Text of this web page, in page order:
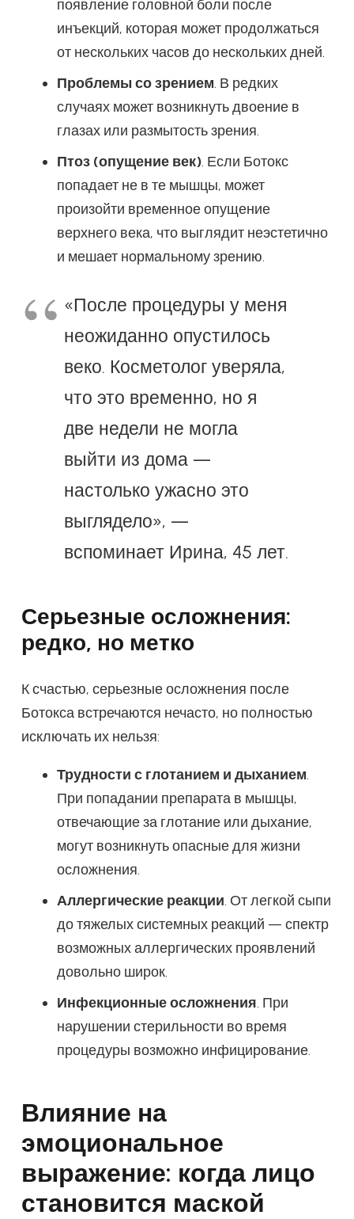
появление головной боли после
инъекций, которая может продолжаться
от нескольких часов до нескольких дней.
Проблемы со зрением. В редких
случаях может возникнуть двоение в
глазах или размытость зрения.
Птоз (опущение век). Если Ботокс
попадает не в те мышцы, может
произойти временное опущение
верхнего века, что выглядит неэстетично
и мешает нормальному зрению.
«После процедуры у меня
неожиданно опустилось
веко. Косметолог уверяла,
что это временно, но я
две недели не могла
выйти из дома —
настолько ужасно это
выглядело», —
вспоминает Ирина, 45 лет.
Серьезные осложнения:
редко, но метко
К счастью, серьезные осложнения после
Ботокса встречаются нечасто, но полностью
исключать их нельзя:
Трудности с глотанием и дыханием.
При попадании препарата в мышцы,
отвечающие за глотание или дыхание,
могут возникнуть опасные для жизни
осложнения.
Аллергические реакции. От легкой сыпи
до тяжелых системных реакций — спектр
возможных аллергических проявлений
довольно широк.
Инфекционные осложнения. При
нарушении стерильности во время
процедуры возможно инфицирование.
Влияние на
эмоциональное
выражение: когда лицо
становится маской